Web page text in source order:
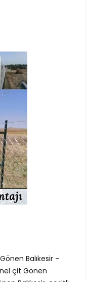
Balıkesir –
çit Gönen